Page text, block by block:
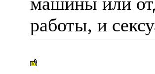
работы, и